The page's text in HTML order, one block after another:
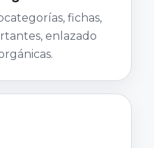
fichas,
enlazado